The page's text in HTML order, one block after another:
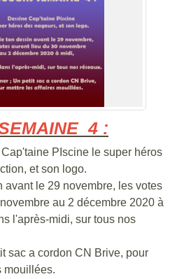
4 :
PIscine le super héros
et son logo.
avant le 29 novembre, les votes
au 2 décembre 2020 à
l'après-midi, sur tous nos
sac a cordon CN Brive, pour
mouillées.